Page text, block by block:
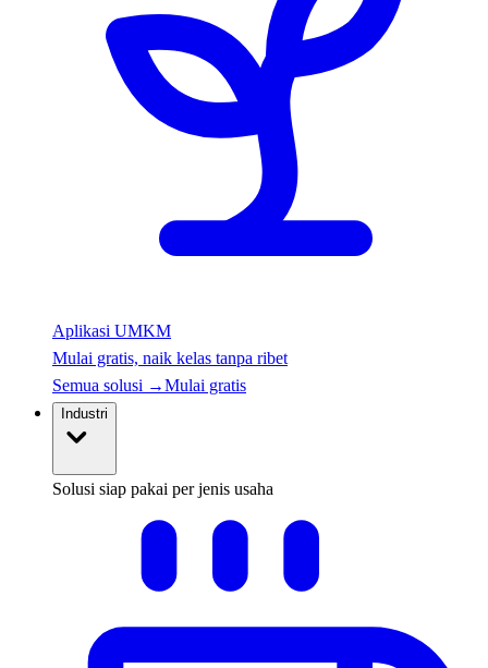
Aplikasi UMKM
Mulai gratis, naik kelas tanpa ribet
Semua solusi →Mulai gratis
Industri
Solusi siap pakai per jenis usaha